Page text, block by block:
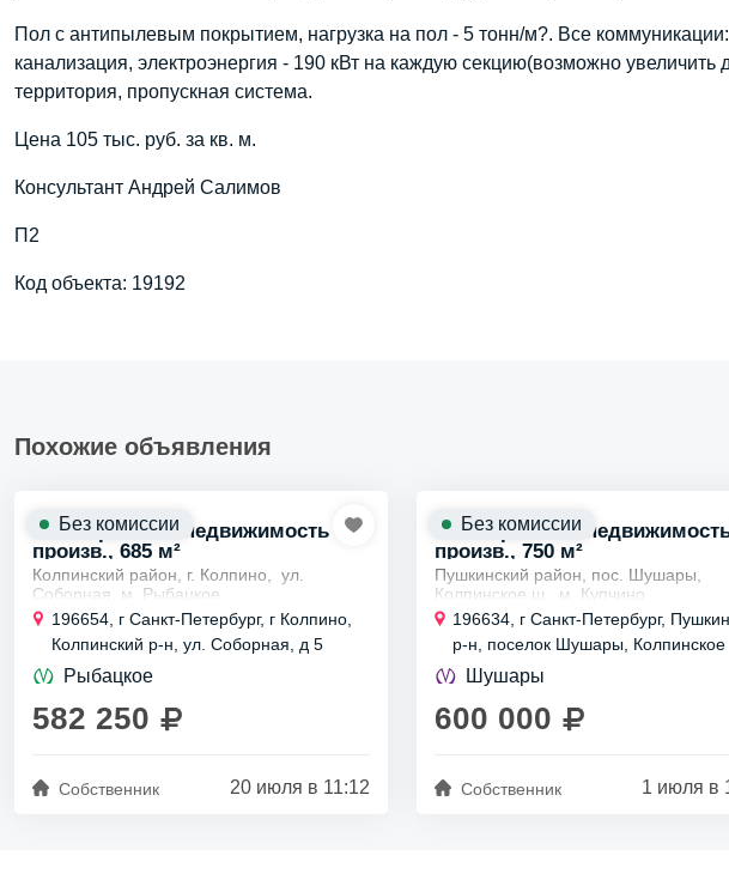
Пол с антипылевым покрытием, нагрузка на пол - 5 тонн/м?. Все коммуникации:
канализация, электроэнергия - 190 кВт на каждую секцию(возможно увеличить
территория, пропускная система.
Цена 105 тыс. руб. за кв. м.
Консультант Андрей Салимов
П2
Код объекта: 19192
Похожие объявления
Коммерческая недвижимость
произв., 685 м²
Колпинский район, г. Колпино, ул.
Соборная, м. Рыбацкое
Аренда теплого цеха 685 м² с кран-балкой
на 5 т
Сдается в аренду современный новый
теплый цех площадью 685,7 м² с...
196654, г Санкт-Петербург, г Колпино,
Колпинский р-н, ул. Соборная, д 5
Рыбацкое
582 250
Собственник 20 июля в 11:12
Без комиссии
Коммерческая
произв., 750 м²
Пушкинский район, пос. Шушары,
Колпинское ш., м. Купчино
Аренда производственно-складского
комплекса от 750 кв м- 1500 до 4500
шестью кран-балками на 5 т
Сдается в...
196634, г Санкт-Петербург,
р-н, поселок Шушары, Колпинское
шоссе, д 400
Шушары
600 000
Собственник 1 июля в
Без комиссии